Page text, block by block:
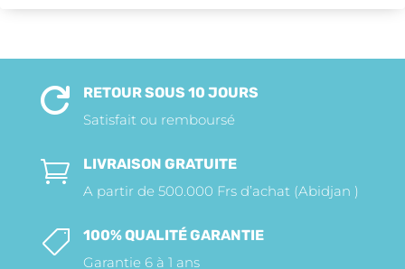

RETOUR SOUS 10 JOURS
Satisfait ou remboursé

LIVRAISON GRATUITE
A partir de 500.000 Frs d’achat (Abidjan )

100% QUALITÉ GARANTIE
Garantie 6 à 1 ans